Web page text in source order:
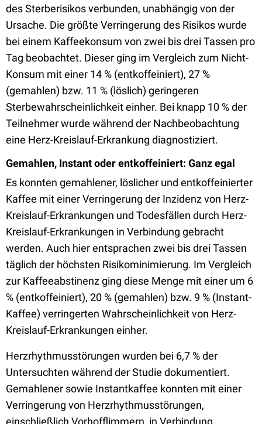
des Sterberisikos verbunden, unabhängig von der
Ursache. Die größte Verringerung des Risikos wurde
bei einem Kaffeekonsum von zwei bis drei Tassen pro
Tag beobachtet. Dieser ging im Vergleich zum Nicht-
Konsum mit einer 14 % (entkoffeiniert), 27 %
(gemahlen) bzw. 11 % (löslich) geringeren
Sterbewahrscheinlichkeit einher. Bei knapp 10 % der
Teilnehmer wurde während der Nachbeobachtung
eine Herz-Kreislauf-Erkrankung diagnostiziert.
Gemahlen, Instant oder entkoffeiniert: Ganz egal
Es konnten gemahlener, löslicher und entkoffeinierter
Kaffee mit einer Verringerung der Inzidenz von Herz-
Kreislauf-Erkrankungen und Todesfällen durch Herz-
Kreislauf-Erkrankungen in Verbindung gebracht
werden. Auch hier entsprachen zwei bis drei Tassen
täglich der höchsten Risikominimierung. Im Vergleich
zur Kaffeeabstinenz ging diese Menge mit einer um 6
% (entkoffeiniert), 20 % (gemahlen) bzw. 9 % (Instant-
Kaffee) verringerten Wahrscheinlichkeit von Herz-
Kreislauf-Erkrankungen einher.
Herzrhythmusstörungen wurden bei 6,7 % der
Untersuchten während der Studie dokumentiert.
Gemahlener sowie Instantkaffee konnten mit einer
Verringerung von Herzrhythmusstörungen,
einschließlich Vorhofflimmern, in Verbindung